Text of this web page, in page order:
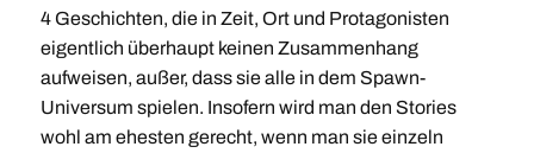
4 Geschichten, die in Zeit, Ort und Protagonisten
eigentlich überhaupt keinen Zusammenhang
aufweisen, außer, dass sie alle in dem Spawn-
Universum spielen. Insofern wird man den Stories
wohl am ehesten gerecht, wenn man sie einzeln